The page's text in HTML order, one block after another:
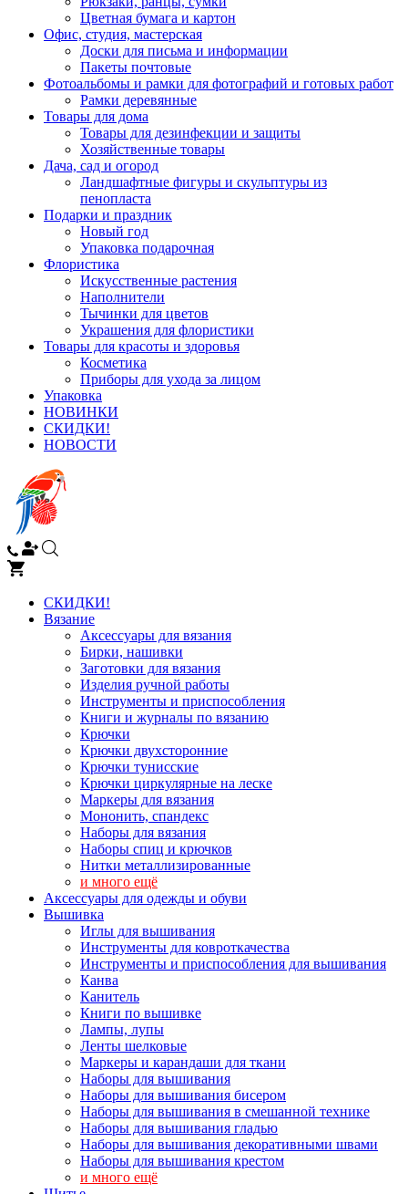
Цветная бумага и картон
Офис, студия, мастерская
Доски для письма и информации
Пакеты почтовые
Фотоальбомы и рамки для фотографий и готовых работ
Рамки деревянные
Товары для дома
Товары для дезинфекции и защиты
Хозяйственные товары
Дача, сад и огород
Ландшафтные фигуры и скульптуры из
пенопласта
Подарки и праздник
Новый год
Упаковка подарочная
Флористика
Искусственные растения
Наполнители
Тычинки для цветов
Украшения для флористики
Товары для красоты и здоровья
Косметика
Приборы для ухода за лицом
Упаковка
НОВИНКИ
СКИДКИ!
НОВОСТИ
СКИДКИ!
Вязание
Аксессуары для вязания
Бирки, нашивки
Заготовки для вязания
Изделия ручной работы
Инструменты и приспособления
Книги и журналы по вязанию
Крючки
Крючки двухсторонние
Крючки тунисские
Крючки циркулярные на леске
Маркеры для вязания
Мононить, спандекс
Наборы для вязания
Наборы спиц и крючков
Нитки металлизированные
и много ещё
Аксессуары для одежды и обуви
Вышивка
Иглы для вышивания
Инструменты для ковроткачества
Инструменты и приспособления для вышивания
Канва
Канитель
Книги по вышивке
Лампы, лупы
Ленты шелковые
Маркеры и карандаши для ткани
Наборы для вышивания
Наборы для вышивания бисером
Наборы для вышивания в смешанной технике
Наборы для вышивания гладью
Наборы для вышивания декоративными швами
Наборы для вышивания крестом
и много ещё